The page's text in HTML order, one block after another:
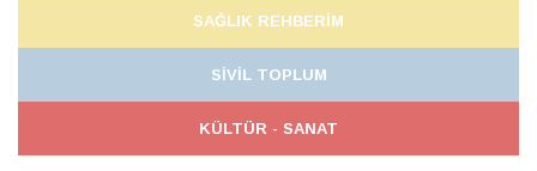
SAĞLIK REHBERİM
SİVİL TOPLUM
KÜLTÜR - SANAT